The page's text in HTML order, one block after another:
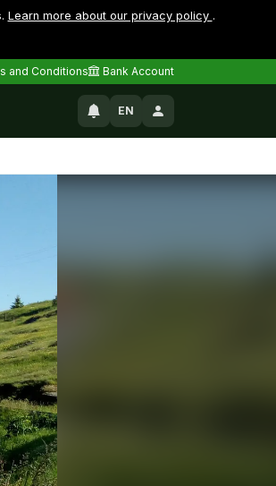
Learn more about our privacy policy .
and Conditions Bank Account
EN